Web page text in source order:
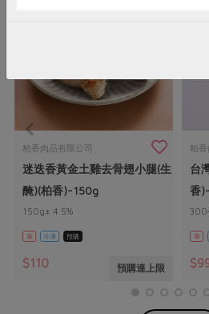
柏香肉品有限公司
迷迭香黃金土雞去骨翅小腿(生
醃)(柏香)-150g
150g± 4.5%
葷 冷凍 預購
$110 預購達上限
柏香
台
香
300
葷